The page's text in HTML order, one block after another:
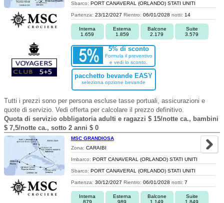
Sbarco: PORT CANAVERAL (ORLANDO) STATI UNITI
Partenza: 23/12/2027 Rientro: 06/01/2028 notti: 14
Interna
1.659
Esterna
1.859
Balcone
2.179
Suite
3.579
5% di sconto
Formula il preventivo
e vedi lo sconto.
pacchetto bevande EASY
seleziona opzione bevande
Tutti i prezzi sono per persona escluse tasse portuali, assicurazioni e
quote di servizio. Vedi offerta per calcolare il prezzo definitivo.
Quota di servizio obbligatoria adulti e ragazzi $ 15/notte ca., bambini
$ 7,5/notte ca., sotto 2 anni $ 0
MSC GRANDIOSA
Zona: CARAIBI
Imbarco: PORT CANAVERAL (ORLANDO) STATI UNITI
Sbarco: PORT CANAVERAL (ORLANDO) STATI UNITI
Partenza: 30/12/2027 Rientro: 06/01/2028 notti: 7
Interna
879
Esterna
989
Balcone
1.149
Suite
1.849